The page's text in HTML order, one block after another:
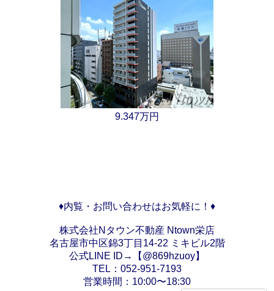
9.347万円
♦内覧・お問い合わせはお気軽に！♦
株式会社Nタウン不動産 Ntown栄店
名古屋市中区錦3丁目14-22 ミキビル2階
公式LINE ID→【@869hzuoy】
TEL：052-951-7193
営業時間：10:00〜18:30